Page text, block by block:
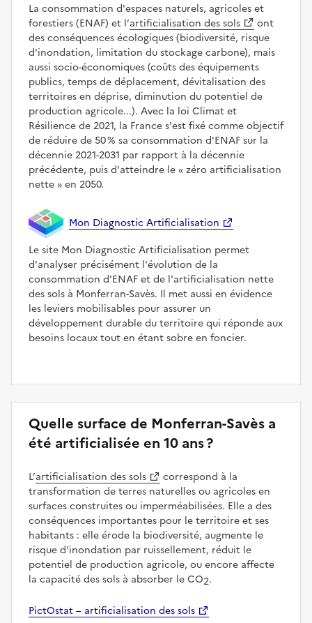
La consommation d'espaces naturels, agricoles et
forestiers (ENAF) et l’artificialisation des sols
ont
des conséquences écologiques (biodiversité, risque
d'inondation, limitation du stockage carbone), mais
aussi socio-économiques (coûts des équipements
publics, temps de déplacement, dévitalisation des
territoires en déprise, diminution du potentiel de
production agricole...). Avec la loi Climat et
Résilience de 2021, la France s'est fixé comme objectif
de réduire de 50 % sa consommation d'ENAF sur la
décennie 2021-2031 par rapport à la décennie
précédente, puis d'atteindre le
zéro artificialisation
nette
en 2050.
Mon Diagnostic Artificialisation
Le site Mon Diagnostic Artificialisation permet
d'analyser précisément l'évolution de la
consommation d'ENAF et de l'artificialisation nette
des sols à Monferran-Savès. Il met aussi en évidence
les leviers mobilisables pour assurer un
développement durable du territoire qui réponde aux
besoins locaux tout en étant sobre en foncier.
Quelle surface de Monferran-Savès a
été artificialisée en 10 ans ?
L’artificialisation des sols
correspond à la
transformation de terres naturelles ou agricoles en
surfaces construites ou imperméabilisées. Elle a des
conséquences importantes pour le territoire et ses
habitants : elle érode la biodiversité, augmente le
risque d'inondation par ruissellement, réduit le
potentiel de production agricole, ou encore affecte
la capacité des sols à absorber le CO2.
PictOstat – artificialisation des sols